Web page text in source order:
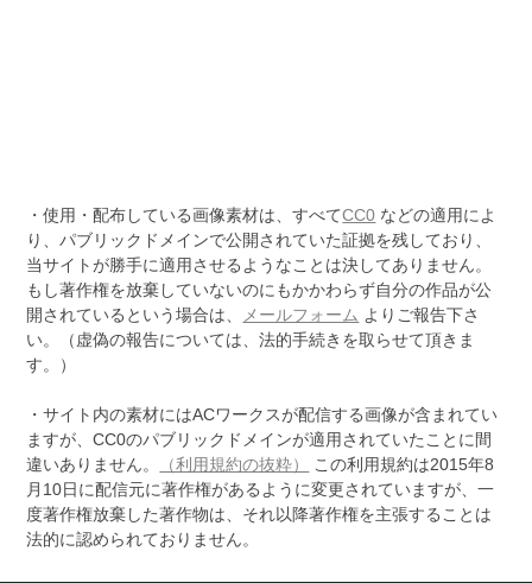
・使用・配布している画像素材は、すべてCC0 などの適用によ
り、パブリックドメインで公開されていた証拠を残しており、
当サイトが勝手に適用させるようなことは決してありません。
もし著作権を放棄していないのにもかかわらず自分の作品が公
開されているという場合は、
メールフォーム よりご報告下さ
い。（虚偽の報告については、法的手続きを取らせて頂きま
す。）
・サイト内の素材にはACワークスが配信する画像が含まれてい
ますが、CC0のパブリックドメインが適用されていたことに間
違いありません。
（利用規約の抜粋）
この利用規約は2015年8
月10日に配信元に著作権があるように変更されていますが、一
度著作権放棄した著作物は、それ以降著作権を主張することは
法的に認められておりません。